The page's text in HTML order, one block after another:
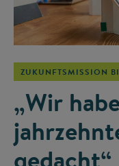
ZUKUNFTSMISSION
„Wir